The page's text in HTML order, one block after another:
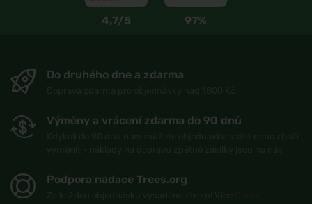
4,7/5 97%
Do druhého dne a zdarma
Výměny a vrácení zdarma do 90 dnů
Podpora nadace Trees.org